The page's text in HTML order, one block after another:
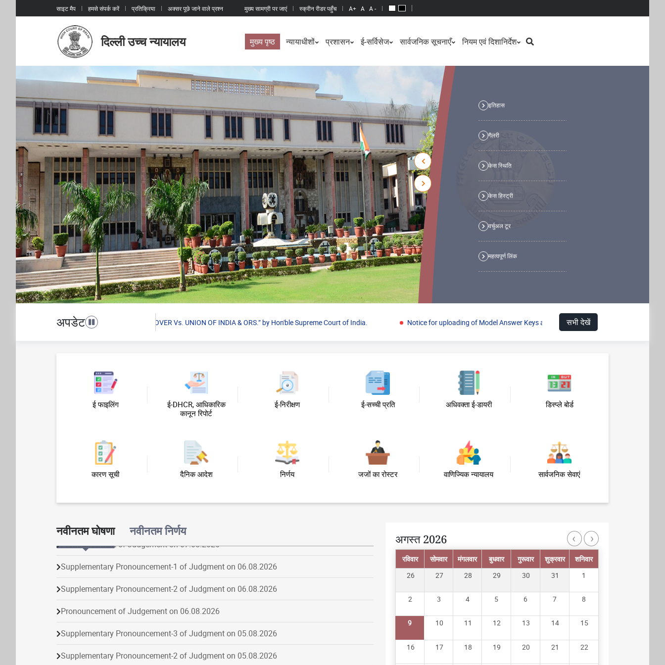
साइट मैप हमसे संपर्क करें प्रतिक्रिया अक्सर पूछे जाने वाले प्रश्न मुख्य सामग्री पर जाएं स्क्रीन रीडर पहुँच A+ A A -
दिल्ली उच्च न्यायालय मुख्य पृष्ठ न्यायाधीशों प्रशासन ई-सर्विसेज सार्वजनिक सूचनाएँ नियम एवं दिशानिर्देश
Previous
Next
noइतिहास
noगैलरी
noकेस स्थिति
noकेस हिस्ट्री
noवर्चुअल टूर
noमहत्वपूर्ण लिंक
अपडेट Toggle navigation
No. 751/2026 titled “HARSHITA GROVER Vs. UNION OF INDIA & ORS.” by Hon'ble Supreme Court of India. Notice for uploading of Model Answer Keys and inviting objections thereto in relation to
सभी देखें
ई फाइलिंग
ई-DHCR, आधिकारिक
कानून रिपोर्ट
ई-निरीक्षण ई-सच्ची प्रति अधिवक्ता ई-डायरी डिस्प्ले बोर्ड
कारण सूची दैनिक आदेश निर्णय जजों का रोस्टर वाणिज्यिक न्यायालय सार्वजनिक सेवाएं
नवीनतम घोषणा नवीनतम निर्णय
Supplementary Pronouncement-1 of Judgment on 06.08.2026
Supplementary Pronouncement-2 of Judgment on 06.08.2026
Pronouncement of Judgement on 06.08.2026
Supplementary Pronouncement-3 of Judgment on 05.08.2026
Supplementary Pronouncement-2 of Judgment on 05.08.2026
अगस्त 2026
रविवार सोमवार मंगलवार बुधवार गुरूवार शुक्रवार
शनिवार
26
27 28 29 30 31 1
2 3 4 5 6 7 8
9 10 11 12 13 14 15
16 17 18 19 20 21 22
Pagination
‹ ›